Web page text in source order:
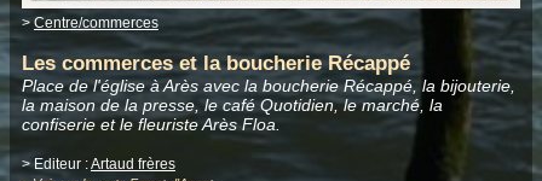
> Centre/commerces
Les commerces et la boucherie Récappé
Place de l'église à Arès avec la boucherie Récappé, la bijouterie,
la maison de la presse, le café Quotidien, le marché, la
confiserie et le fleuriste Arès Floa.
> Editeur :Artaud frères